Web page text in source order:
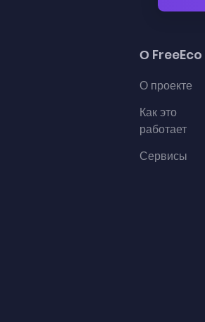
О FreeEco
О проекте
Как это
работает
Сервисы